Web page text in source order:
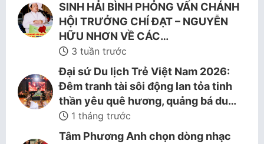
SINH HẢI BÌNH PHỎNG VẤN CHÁNH
HỘI TRƯỞNG CHÍ ĐẠT – NGUYỄN
HỮU NHƠN VỀ CÁC…
3 tuần trước
Đại sứ Du lịch Trẻ Việt Nam 2026:
Đêm tranh tài sôi động lan tỏa tinh
thần yêu quê hương, quảng bá du…
1 tháng trước
Tâm Phương Anh chọn dòng nhạc